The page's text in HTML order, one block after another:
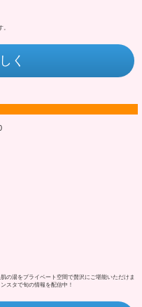
く
の湯をプライベート空間で贅沢にご堪能いただけま
スタで旬の情報を配信中！